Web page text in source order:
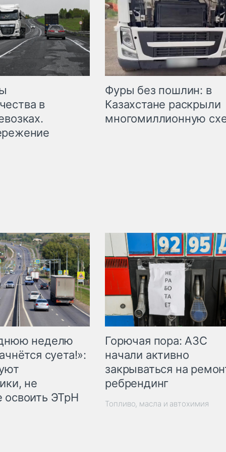
в
Фуры без пошлин: в
Казахстане раскрыли
многомиллионную
неделю
суета!»:
не
освоить ЭТрН
Горючая пора: АЗС
начали активно
закрываться на
ребрендинг
Топливо, масла и автохимия